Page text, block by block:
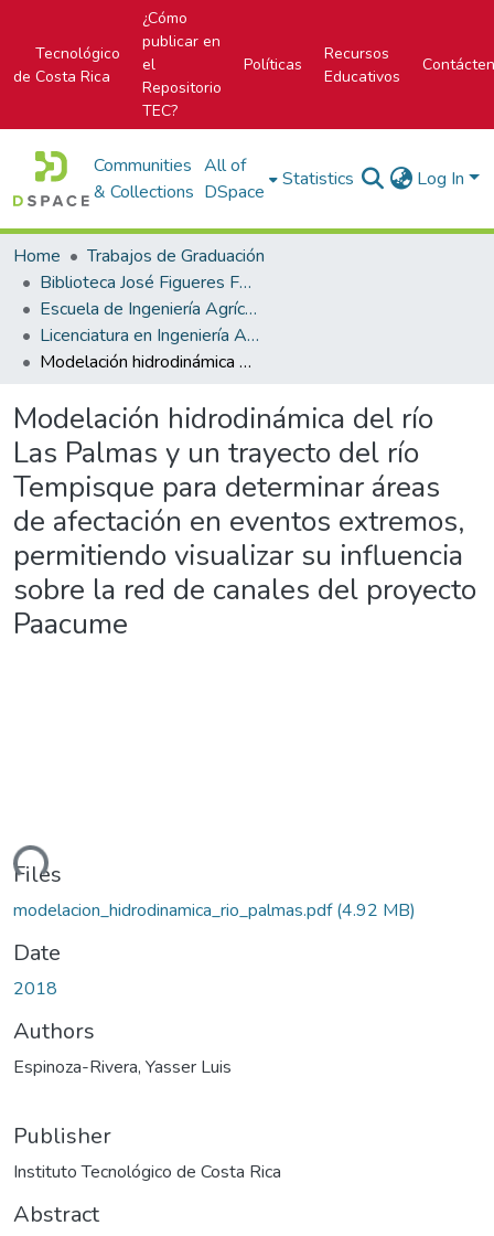
Tecnológico
de Costa Rica
¿Cómo
publicar en
el
Repositorio
TEC?
Políticas
Recursos
Educativos
Communities
& Collections
All of
DSpace
Statistics Log In
Home
Trabajos de Graduación
Biblioteca José Figueres Ferrer
Escuela de Ingeniería Agrícola
Licenciatura en Ingeniería Agrícola
Modelación hidrodinámica del río Las Palmas y un trayecto del río Tempisque para determinar áreas de afectación en eventos extremos, permitiendo visualizar su influencia sobre la red de canales del proyecto Paacume
Modelación hidrodinámica del río
Las Palmas y un trayecto del río
Tempisque para determinar áreas
de afectación en eventos extremos,
permitiendo visualizar su influencia
sobre la red de canales del proyecto
Paacume
Files
modelacion_hidrodinamica_rio_palmas.pdf(4.92 MB)
Date
2018
Authors
Espinoza-Rivera, Yasser Luis
Publisher
Instituto Tecnológico de Costa Rica
Abstract